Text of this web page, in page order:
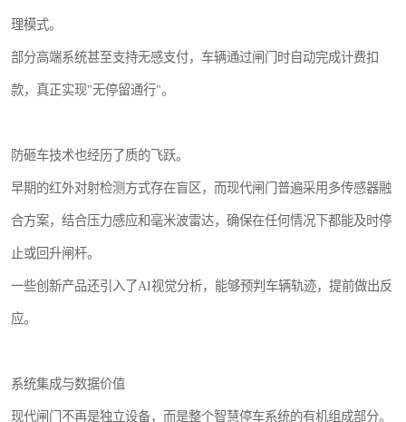
理模式。
部分高端系统甚至支持无感支付，车辆通过闸门时自动完成计费扣
款，真正实现"无停留通行"。
防砸车技术也经历了质的飞跃。
早期的红外对射检测方式存在盲区，而现代闸门普遍采用多传感器融
合方案，结合压力感应和毫米波雷达，确保在任何情况下都能及时停
止或回升闸杆。
一些创新产品还引入了AI视觉分析，能够预判车辆轨迹，提前做出反
应。
系统集成与数据价值
现代闸门不再是独立设备，而是整个智慧停车系统的有机组成部分。